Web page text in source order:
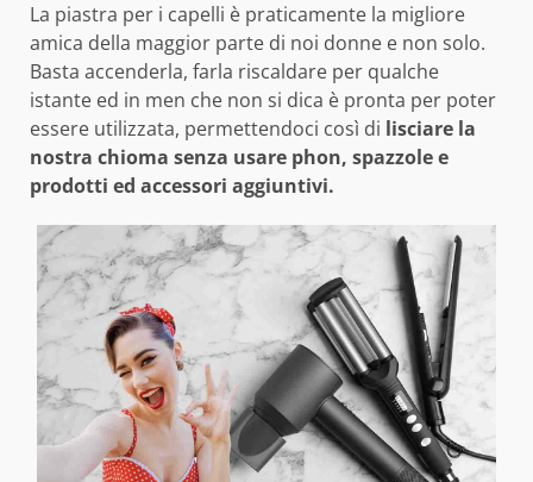
La piastra per i capelli è praticamente la migliore
amica della maggior parte di noi donne e non solo.
Basta accenderla, farla riscaldare per qualche
istante ed in men che non si dica è pronta per poter
essere utilizzata, permettendoci così di lisciare la
nostra chioma senza usare phon, spazzole e
prodotti ed accessori aggiuntivi.